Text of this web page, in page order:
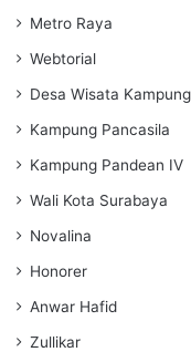
Metro Raya
Webtorial
Desa Wisata
Kampung Pancasila
Kampung Pandean IV
Wali Kota Surabaya
Novalina
Honorer
Anwar Hafid
Zullikar